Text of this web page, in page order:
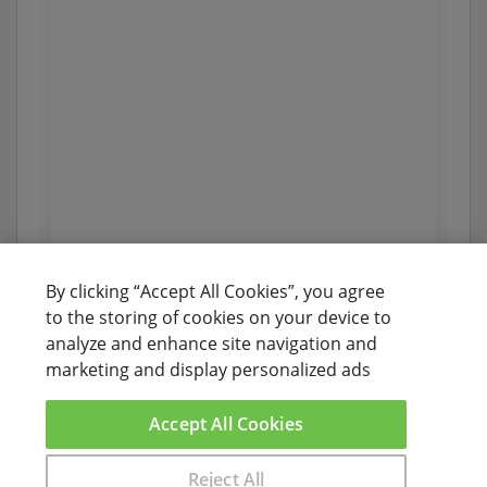
By clicking “Accept All Cookies”, you agree
to the storing of cookies on your device to
analyze and enhance site navigation and
marketing and display personalized ads
Reject All
Accept All Cookies